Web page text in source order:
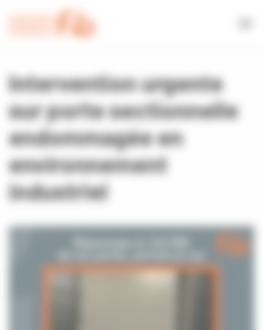
Intervention urgente
sur porte sectionnelle
endommagée en
environnement
industriel
Bienvenue chez FIB Gestion du consentement